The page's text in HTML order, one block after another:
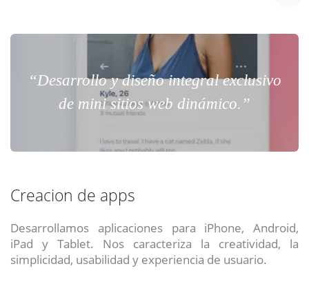
“Desarrollo y diseño integral exclusivo
de mini sitios web dinámico.”
Creacion de apps
Desarrollamos aplicaciones para iPhone, Android,
iPad y Tablet. Nos caracteriza la creatividad, la
simplicidad, usabilidad y experiencia de usuario.